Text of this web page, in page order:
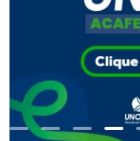
Portal de Ensino
Unoesc